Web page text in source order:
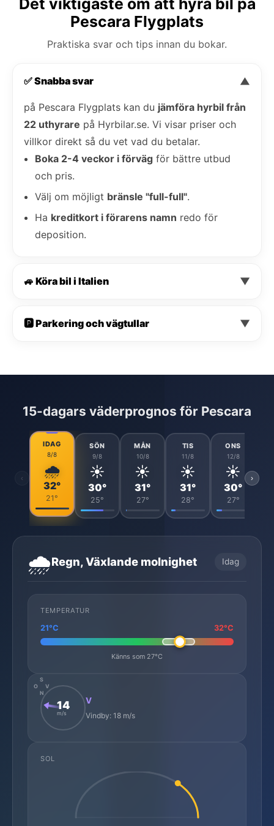
Pescara Flygplats
Praktiska svar och tips innan du bokar.
✅ Snabba svar ▼
på Pescara Flygplats kan du jämföra hyrbil från
22 uthyrare på Hyrbilar.se. Vi visar priser och
villkor direkt så du vet vad du betalar.
Boka 2-4 veckor i förväg för bättre utbud
och pris.
Välj om möjligt bränsle "full-full".
Ha kreditkort i förarens namn redo för
deposition.
🚙 Köra bil i Italien ▼
🅿️ Parkering och vägtullar ▼
15-dagars väderprognos för Pescara
‹
IDAG
8/8
🌧️
32°
21°
SÖN
9/8
☀️
30°
25°
MÅN
10/8
☀️
31°
27°
TIS
11/8
☀️
31°
28°
ONS
12/8
☀️
30°
27°
›
🌧️Regn, Växlande molnighet Idag
TEMPERATUR
21°C 32°C
Känns som 27°C
N
S
O
V
14
m/s
V
Vindby: 18 m/s
SOL